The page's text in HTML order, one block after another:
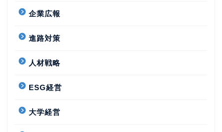
企業広報
進路対策
人材戦略
ESG経営
大学経営